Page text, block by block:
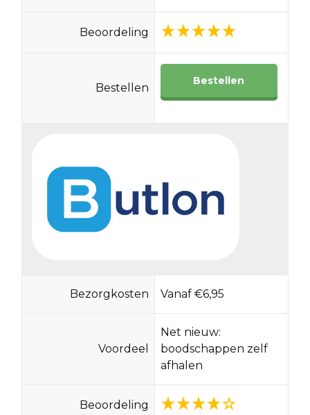
Beoordeling
Bestellen
Bestellen
Bezorgkosten Vanaf €6,95
Voordeel
Net nieuw:
boodschappen zelf
afhalen
Beoordeling